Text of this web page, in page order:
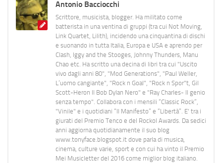
Antonio Bacciocchi
Scrittore, musicista, blogger. Ha militato come
batterista in una ventina di gruppi (tra cui Not Moving,
Link Quartet, Lilith), incidendo una cinquantina di dischi
e suonando in tutta Italia, Europa e USA e aprendo per
Clash, Iggy and the Stooges, Johnny Thunders, Manu
Chao etc. Ha scritto una decina di libri tra cui "Uscito
vivo dagli anni 80", "Mod Generations", "Paul Weller,
L’uomo cangiante", "Rock n Goal", "Rock n Spor"t, Gil
Scott-Heron Il Bob Dylan Nero" e "Ray Charles- Il genio
senza tempo". Collabora con i mensili “Classic Rock”,
"Vinile" e i quotidiani “Il Manifesto” e “Libertà”. E' tra i
giurati del Premio Tenco e del Rockol Awards. Da sedici
anni aggiorna quotidianamente il suo blog
www.tonyface.blogspot.it dove parla di musica,
cinema, culture varie, sport e con cui ha vinto il Premio
Mei Musicletter del 2016 come miglior blog italiano.